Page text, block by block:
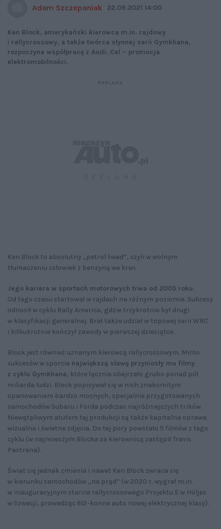
Adam Szczepaniak 22.09.2021 14:00
Ken Block, amerykański kierowca m.in. rajdowy
i rallycrossowy, a także twórca słynnej serii Gymkhana,
rozpoczyna współpracę z Audi. Cel – promocja
elektromobilności.
Ken Block to absolutny „petrol head”, czyli w wolnym
tłumaczeniu człowiek z benzyną we krwi.
Jego kariera w sportach motorowych trwa od 2005 roku.
Od tego czasu startował w rajdach na różnym poziomie. Sukcesy
odnosił w cyklu Rally America, gdzie trzykrotnie był drugi
w klasyfikacji generalnej. Brał także udział w topowej serii WRC
i kilkukrotnie kończył zawody w pierwszej dziesiątce.
Block jest również uznanym kierowcą rallycrossowym. Mimo
sukcesów w sporcie największą sławę przyniosły mu filmy
z cyklu Gymkhana, które łącznie obejrzało grubo ponad pół
miliarda ludzi. Block popisywał się w nich znakomitym
opanowaniem bardzo mocnych, specjalnie przygotowanych
samochodów Subaru i Forda podczas najróżniejszych trików.
Niewątpliwym atutem tej produkcji są także kapitalna oprawa
wizualna i świetne zdjęcia. Do tej pory powstało 11 filmów z tego
cyklu (w najnowszym Blocka za kierownicą zastąpił Travis
Pastrana).
Świat się jednak zmienia i nawet Ken Block zwraca się
w kierunku samochodów „na prąd” (w 2020 r. wygrał m.in.
w inauguracyjnym starcie rallycrossowego Projektu E w Höljes
w Szwecji, prowadząc 612-konne auto nowej elektrycznej klasy).